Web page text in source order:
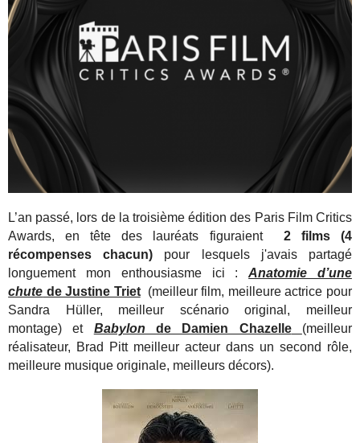
L’an passé, lors de la troisième édition des Paris Film Critics
Awards, en tête des lauréats figuraient 2 films (4
récompenses chacun) pour lesquels j'avais partagé
longuement mon enthousiasme ici :Anatomie d’une
chute de Justine Triet(meilleur film, meilleure actrice pour
Sandra Hüller, meilleur scénario original, meilleur
montage) et Babylonde Damien Chazelle
(meilleur
réalisateur, Brad Pitt meilleur acteur dans un second rôle,
meilleure musique originale, meilleurs décors).